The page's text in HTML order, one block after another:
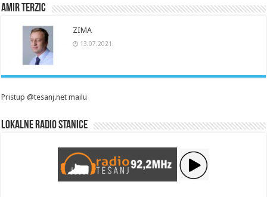
Amir Terzic
ZIMA
13.07.2021.
Pristup @tesanj.net mailu
Lokalne radio stanice